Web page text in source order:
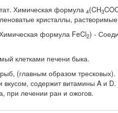
Химическая формула 4(CH3
кристаллы,
формула FeCl2) -
клетками печени быка.
(главным образом тресковых).
вкусом, содержит витамины A и
при лечении ран и ожогов.